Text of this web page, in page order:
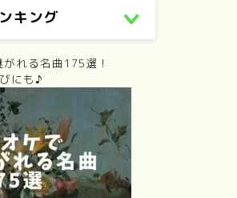
キング
れる名曲175選！
にも♪